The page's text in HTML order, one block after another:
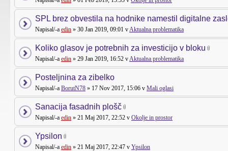
SPL brez obvestila na hodnike namestil digitalne
Napisal/-a edin » 30 Jan 2019, 09:01 vAktualna problematika
Koliko glasov je potrebnih za investicijo v bloku
Napisal/-a edin » 29 Jan 2019, 16:52 vAktualna problematika
Posteljnina za zibelko
Napisal/-a BorutN78 » 17 Nov 2017, 15:06 v Mali oglasi
Sanacija fasadnih plošč
Napisal/-a edin » 21 Maj 2017, 22:52 v Okolje in prostor
Ypsilon
Napisal/-a edin » 21 Maj 2017, 22:47 v Ypsilon